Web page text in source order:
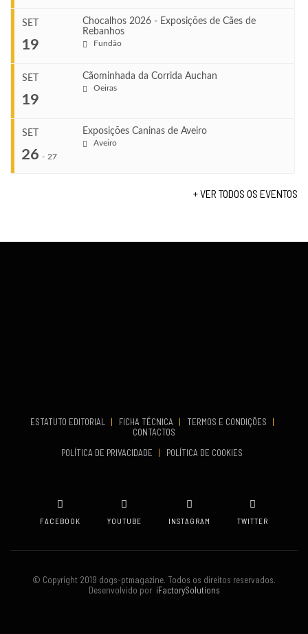
Ago 22, 2026
Ago 23, 2026
VENUE
Set 11, 2026
Set 12, 2026
VENUE
SET
19
Chocalhos 2026 - Exposições de Cães de
Rebanhos
Fundão
Set 19, 2026
SET
19
Cãominhada da Corrida Auchan
Oeiras
SET
26 - 27
Exposições Caninas de Aveiro
Aveiro
+ VER TODOS OS EVENTOS
ESTATUTO EDITORIAL | FICHA TÉCNICA | TERMOS E CONDIÇÕES
|
CONTACTOS
POLÍTICA DE PRIVACIDADE
| POLÍTICA DE COOKIES
FACEBOOK YOUTUBE INSTAGRAM TWITTER
© Copyright 2019 dogs-ptmagazine. Todos os direitos reservados.
Desenvolvido poriFactorySolutions